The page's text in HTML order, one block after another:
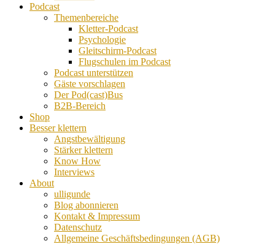
Podcast
Themenbereiche
Kletter-Podcast
Psychologie
Gleitschirm-Podcast
Flugschulen im Podcast
Podcast unterstützen
Gäste vorschlagen
Der Pod(cast)Bus
B2B-Bereich
Shop
Besser klettern
Angstbewältigung
Stärker klettern
Know How
Interviews
About
ulligunde
Blog abonnieren
Kontakt & Impressum
Datenschutz
Allgemeine Geschäftsbedingungen (AGB)